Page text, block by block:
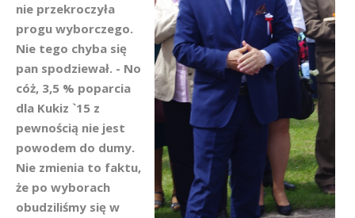
nie przekroczyła
progu wyborczego.
Nie tego chyba się
pan spodziewał. - No
cóż, 3,5 % poparcia
dla Kukiz `15 z
pewnością nie jest
powodem do dumy.
Nie zmienia to faktu,
że po wyborach
obudziliśmy się w